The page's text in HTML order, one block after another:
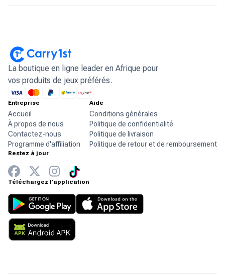
La boutique en ligne leader en Afrique pour
vos produits de jeux préférés.
Entreprise
Accueil
À propos de nous
Contactez-nous
Programme d'affiliation
Aide
Conditions générales
Politique de confidentialité
Politique de livraison
Politique de retour et de remboursement
Restez à jour
Téléchargez l'application